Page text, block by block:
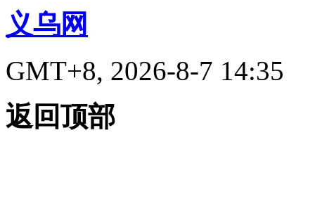
义乌网
GMT+8, 2026-8-7 14:35
返回顶部